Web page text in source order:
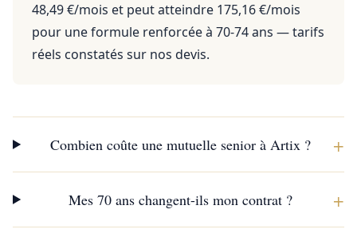
48,49 €/mois et peut atteindre 175,16 €/mois
pour une formule renforcée à 70-74 ans — tarifs
réels constatés sur nos devis.
Combien coûte une mutuelle senior à Artix ? +
Mes 70 ans changent-ils mon contrat ? +